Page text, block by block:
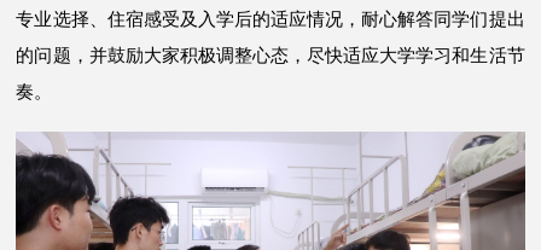
专业选择、住宿感受及入学后的适应情况，耐心解答同学们提出
的问题，并鼓励大家积极调整心态，尽快适应大学学习和生活节
奏。